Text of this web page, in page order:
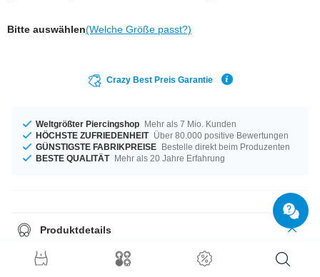
Bitte auswählen(Welche Größe passt?)
Crazy Best Preis Garantie
Weltgrößter Piercingshop Mehr als 7 Mio. Kunden
HÖCHSTE ZUFRIEDENHEIT Über 80.000 positive Bewertungen
GÜNSTIGSTE FABRIKPREISE Bestelle direkt beim Produzenten
BESTE QUALITÄT Mehr als 20 Jahre Erfahrung
Produktdetails
Das besondere an Bioflex ist seine Elastizität. Das Material passt sich
angenehm an den Stichkanal an. Auf diesen Barbell-Stab aus Bioflex